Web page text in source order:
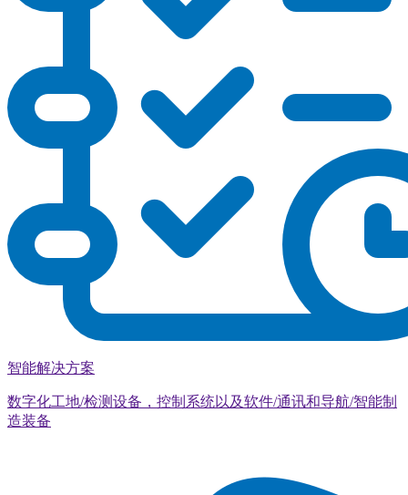
智能解决方案
数字化工地/检测设备，控制系统以及软件/通讯和导航/智能制
造装备